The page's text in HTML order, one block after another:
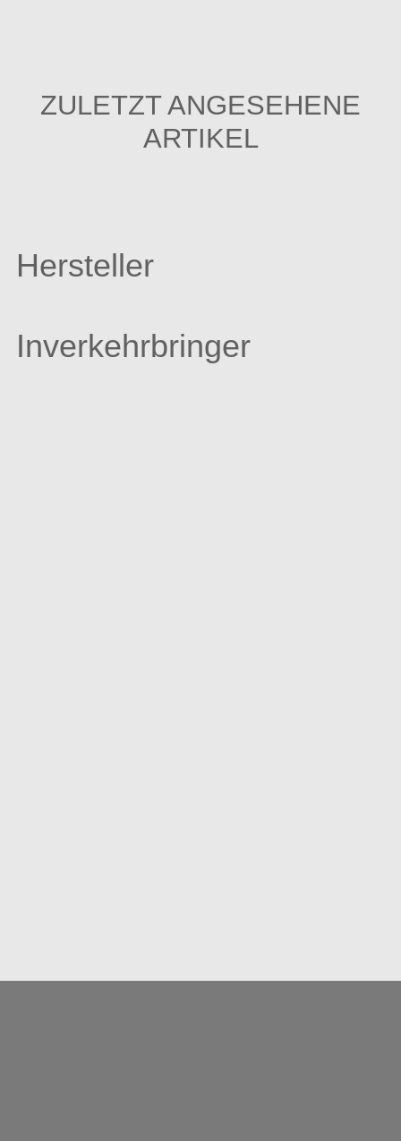
ZULETZT ANGESEHENE
ARTIKEL
Hersteller
Inverkehrbringer